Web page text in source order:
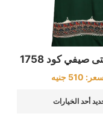
صيفي كود 1758
510 جنيه
أحد الخيارات